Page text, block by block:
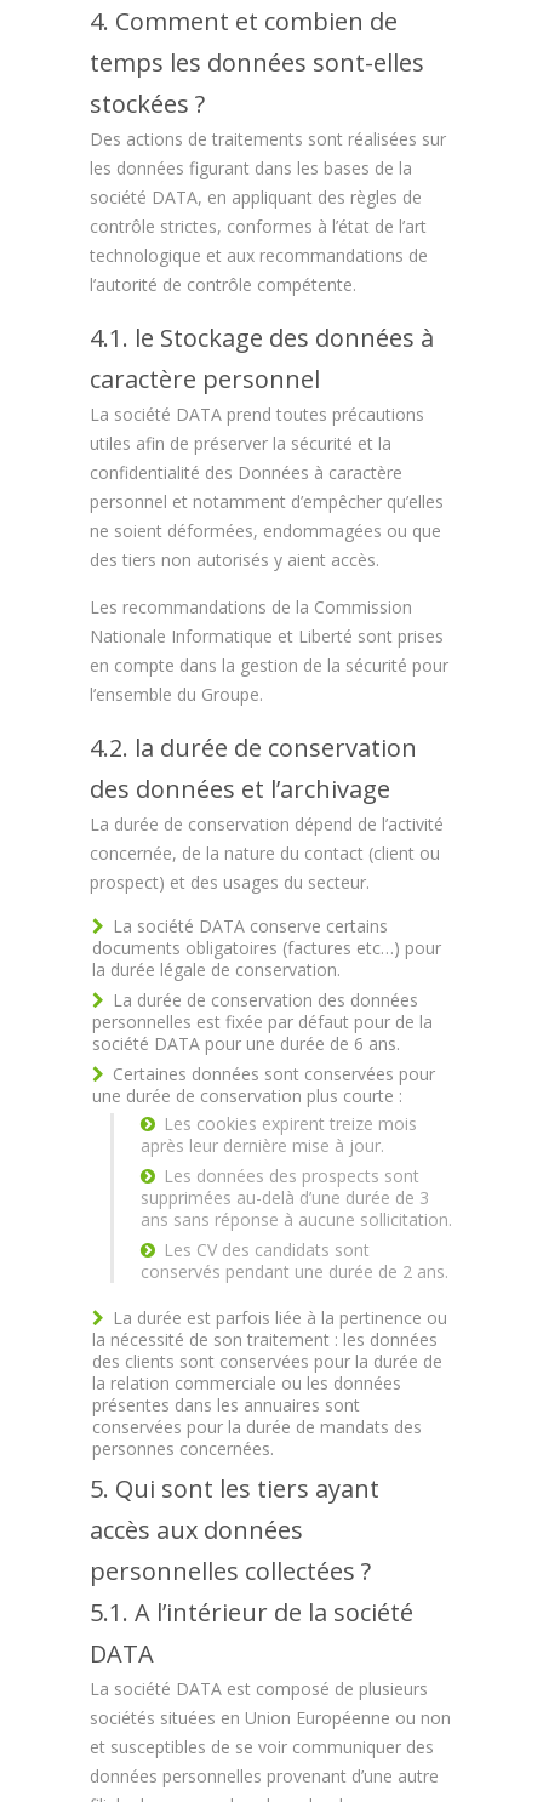
4. Comment et combien de
temps les données sont-elles
stockées ?
Des actions de traitements sont réalisées sur
les données figurant dans les bases de la
société DATA, en appliquant des règles de
contrôle strictes, conformes à l’état de l’art
technologique et aux recommandations de
l’autorité de contrôle compétente.
4.1. le Stockage des données à
caractère personnel
La société DATA prend toutes précautions
utiles afin de préserver la sécurité et la
confidentialité des Données à caractère
personnel et notamment d’empêcher qu’elles
ne soient déformées, endommagées ou que
des tiers non autorisés y aient accès.
Les recommandations de la Commission
Nationale Informatique et Liberté sont prises
en compte dans la gestion de la sécurité pour
l’ensemble du Groupe.
4.2. la durée de conservation
des données et l’archivage
La durée de conservation dépend de l’activité
concernée, de la nature du contact (client ou
prospect) et des usages du secteur.
La société DATA conserve certains
documents obligatoires (factures etc…) pour
la durée légale de conservation.
La durée de conservation des données
personnelles est fixée par défaut pour de la
société DATA pour une durée de 6 ans.
Certaines données sont conservées pour
une durée de conservation plus courte :
Les cookies expirent treize mois
après leur dernière mise à jour.
Les données des prospects sont
supprimées au-delà d’une durée de 3
ans sans réponse à aucune sollicitation.
Les CV des candidats sont
conservés pendant une durée de 2 ans.
La durée est parfois liée à la pertinence ou
la nécessité de son traitement : les données
des clients sont conservées pour la durée de
la relation commerciale ou les données
présentes dans les annuaires sont
conservées pour la durée de mandats des
personnes concernées.
5. Qui sont les tiers ayant
accès aux données
personnelles collectées ?
5.1. A l’intérieur de la société
DATA
La société DATA est composé de plusieurs
sociétés situées en Union Européenne ou non
et susceptibles de se voir communiquer des
données personnelles provenant d’une autre